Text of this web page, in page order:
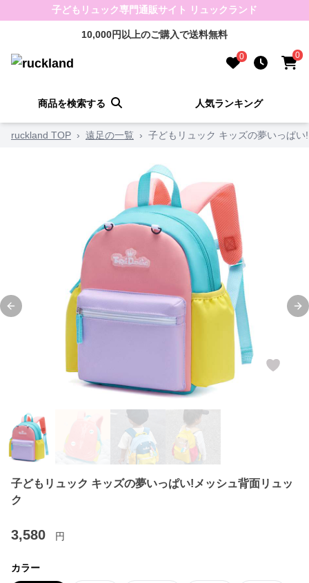
子どもリュック専門通販サイト リュックランド
10,000円以上のご購入で送料無料
0 0
商品を検索する 人気ランキング
ruckland TOP › 遠足の一覧 › 子どもリュック キッズの夢いっぱ
Previous slide
子どもリュック キッズの夢いっぱい!メッシュ背面リュッ
ク
3,580 円
カラー